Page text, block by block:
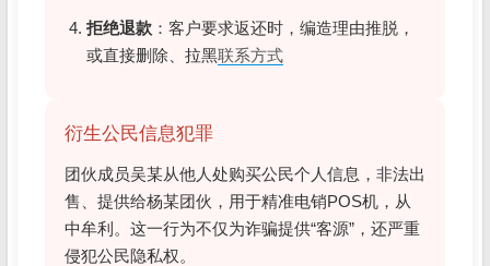
拒绝退款 ：客户要求返还时，编造理由推脱，
或直接删除、拉黑联系方式
衍生公民信息犯罪
团伙成员吴某从他人处购买公民个人信息，非法出
售、提供给杨某团伙，用于精准电销POS机，从
中牟利。这一行为不仅为诈骗提供“客源”，还严重
侵犯公民隐私权。